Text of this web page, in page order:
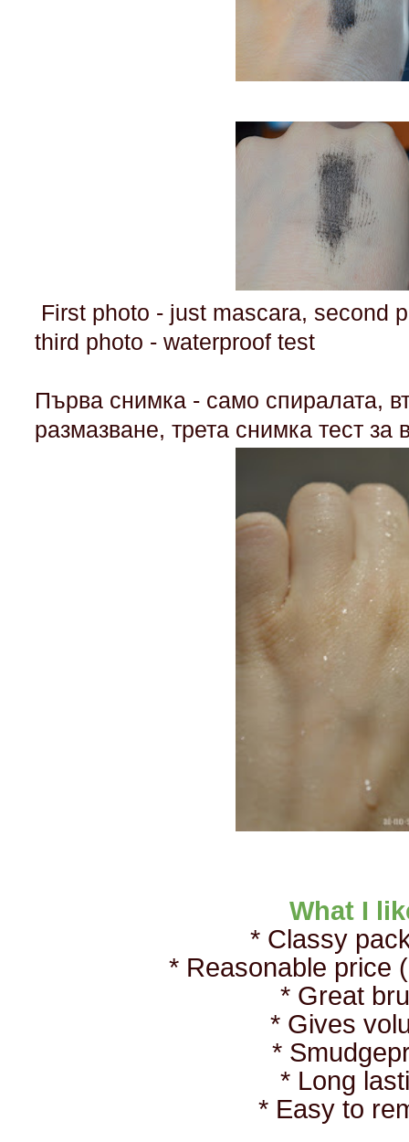
First photo - just mascara, second
third photo - waterproof test
Първа снимка - само спиралата,
размазване, трета снимка тест за
What I
* Classy
* Reasonable price
* Great
* Gives
*
* Long
* Easy to